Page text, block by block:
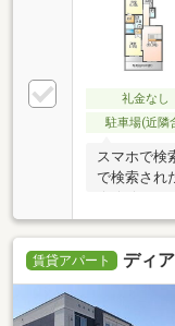
礼金なし
駐車場(近隣
スマホで検
で検索され
☆★☆
賃貸アパート ディ